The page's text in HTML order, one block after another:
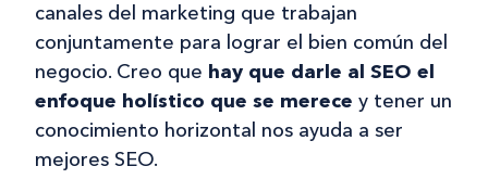
canales del marketing que trabajan
conjuntamente para lograr el bien común del
negocio. Creo que hay que darle al SEO el
enfoque holístico que se merece y tener un
conocimiento horizontal nos ayuda a ser
mejores SEO.